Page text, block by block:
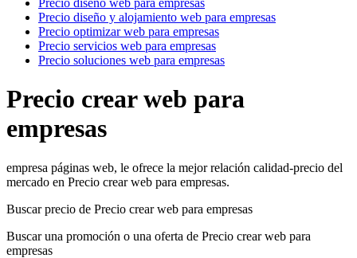
Precio diseño web para empresas
Precio diseño y alojamiento web para empresas
Precio optimizar web para empresas
Precio servicios web para empresas
Precio soluciones web para empresas
Precio crear web para
empresas
empresa páginas web, le ofrece la mejor relación calidad-precio del
mercado en Precio crear web para empresas.
Buscar precio de Precio crear web para empresas
Buscar una promoción o una oferta de Precio crear web para
empresas